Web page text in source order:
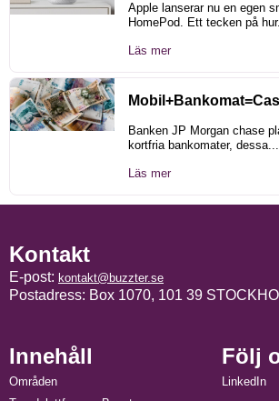
Apple lanserar nu en egen
HomePod. Ett tecken på
Läs mer
Banken JP Morgan chase
kortfria bankomater, dessa...
Läs mer
Kontakt
E-post: kontakt@buzzter.se
Postadress: Box 1070, 101 39
Innehåll
Områden
Följ
LinkedIn